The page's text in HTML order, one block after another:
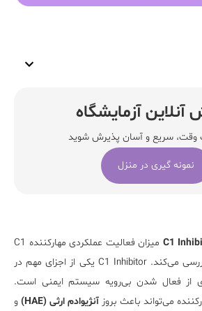
C1
میزان فعالیت عملکردی مهارکننده C1
را در سیستم کمپلمان بررسی می‌کند. C1 Inhibitor یکی از اجزای مهم در
از فعال شدن بی‌رویه سیستم ایمنی است.
می‌تواند باعث بروز آنژیوادم ارثی (HAE)
و
آنلاین آزمایشگاه
وقت، سریع و آسان پذیرش شوید
نمونه گیری در منزل